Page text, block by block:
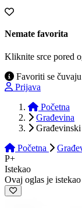
Nemate favorita
Kliknite srce pored
Favoriti se
Prijava
Početna
Građevina
Početna
P+
Istekao
Ovaj oglas je